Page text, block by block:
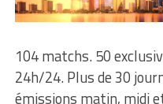
104 matchs. 50
24h/24. Plus de 30
émissions matin, midi